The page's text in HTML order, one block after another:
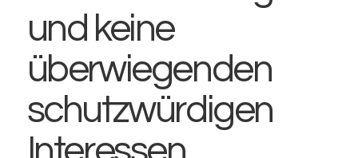
und keine
überwiegenden
schutzwürdigen